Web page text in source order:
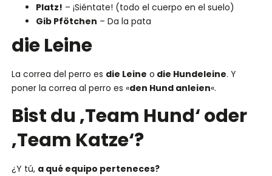
Platz! – ¡Siéntate! (todo el cuerpo en el suelo)
Gib Pfötchen – Da la pata
die Leine
La correa del perro es die Leine o die Hundeleine. Y
poner la correa al perro es «den Hund anleien«.
Bist du ‚Team Hund‘ oder
‚Team Katze‘?
¿Y tú, a qué equipo perteneces?